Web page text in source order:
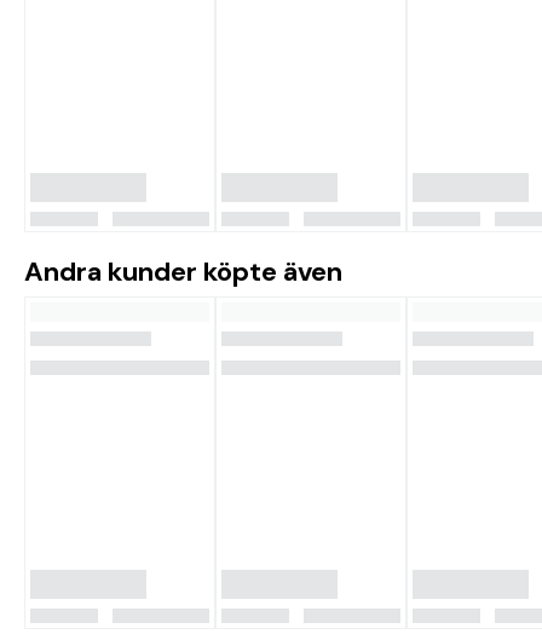
Andra kunder köpte även